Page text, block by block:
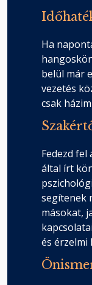
Ha
belül már
vezetés
csak
Fedezd
által írt
segítenek
másokat,
és érzelmi